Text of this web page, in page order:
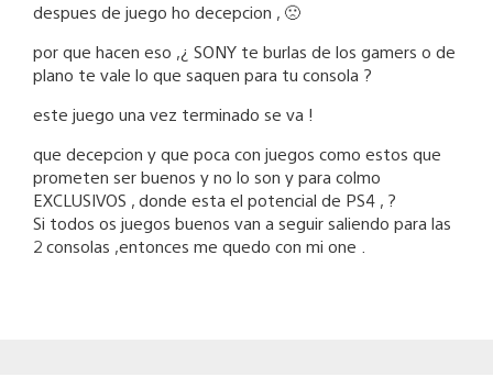
despues de juego ho decepcion , 🙁
por que hacen eso ,¿ SONY te burlas de los gamers o de
plano te vale lo que saquen para tu consola ?
este juego una vez terminado se va !
que decepcion y que poca con juegos como estos que
prometen ser buenos y no lo son y para colmo
EXCLUSIVOS , donde esta el potencial de PS4 , ?
Si todos os juegos buenos van a seguir saliendo para las
2 consolas ,entonces me quedo con mi one .